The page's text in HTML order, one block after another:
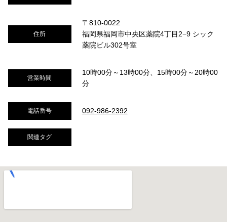
住所
〒810-0022
福岡県福岡市中央区薬院4丁目2−9 シック
薬院ビル302号室
営業時間
10時00分～13時00分、15時00分～20時00
分
電話番号 092-986-2392
関連タグ